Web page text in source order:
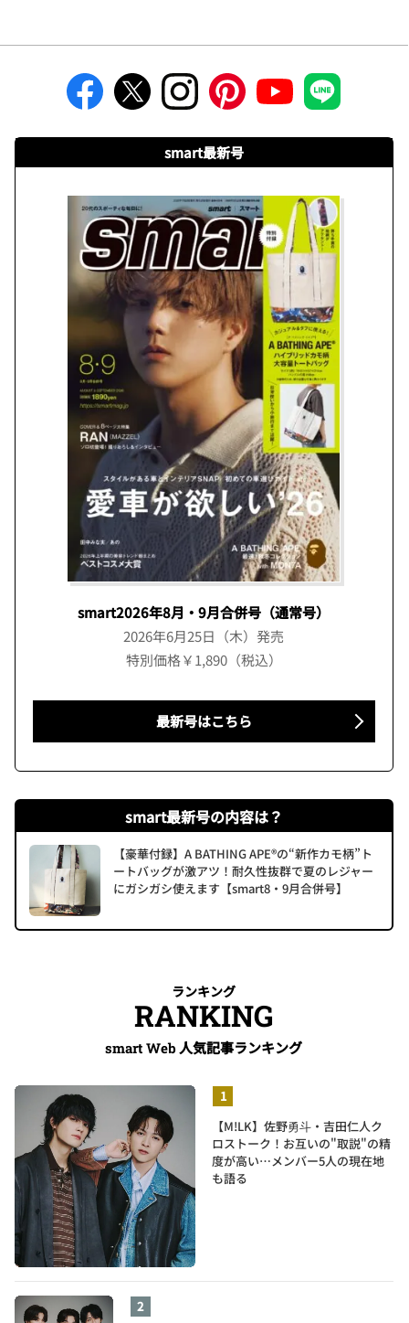
smart最新号
smart2026年8月・9月合併号（通常号）
2026年6月25日（木）発売
特別価格￥1,890（税込）
最新号はこちら
smart最新号の内容は？
【豪華付録】A BATHING APE®の“新作カモ柄”ト
ートバッグが激アツ！耐久性抜群で夏のレジャー
にガシガシ使えます【smart8・9月合併号】
ランキング
RANKING
smart Web人気記事ランキング
【M!LK】佐野勇斗・吉田仁人ク
ロストーク！お互いの"取説"の精
度が高い…メンバー5人の現在地
も語る